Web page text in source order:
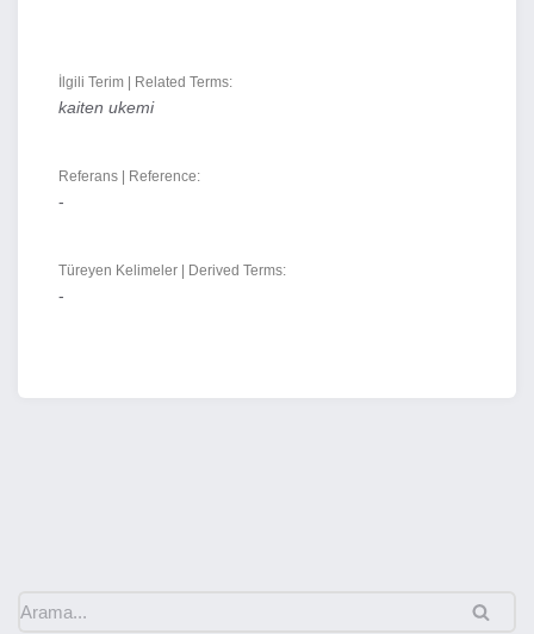
İlgili Terim | Related Terms:
kaiten ukemi
Referans | Reference:
-
Türeyen Kelimeler | Derived Terms:
-